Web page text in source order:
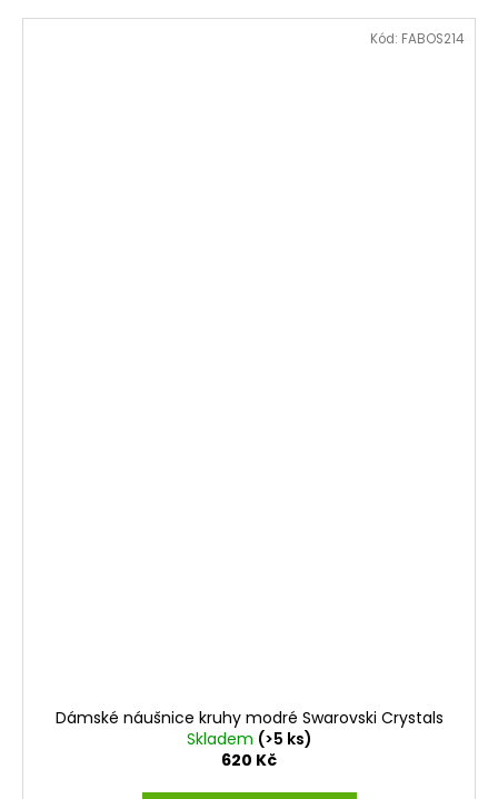
Dámské náušnice kruhy modré Swarovski Crystals
Skladem (>5 ks)
620 Kč
Kód: FABOS214